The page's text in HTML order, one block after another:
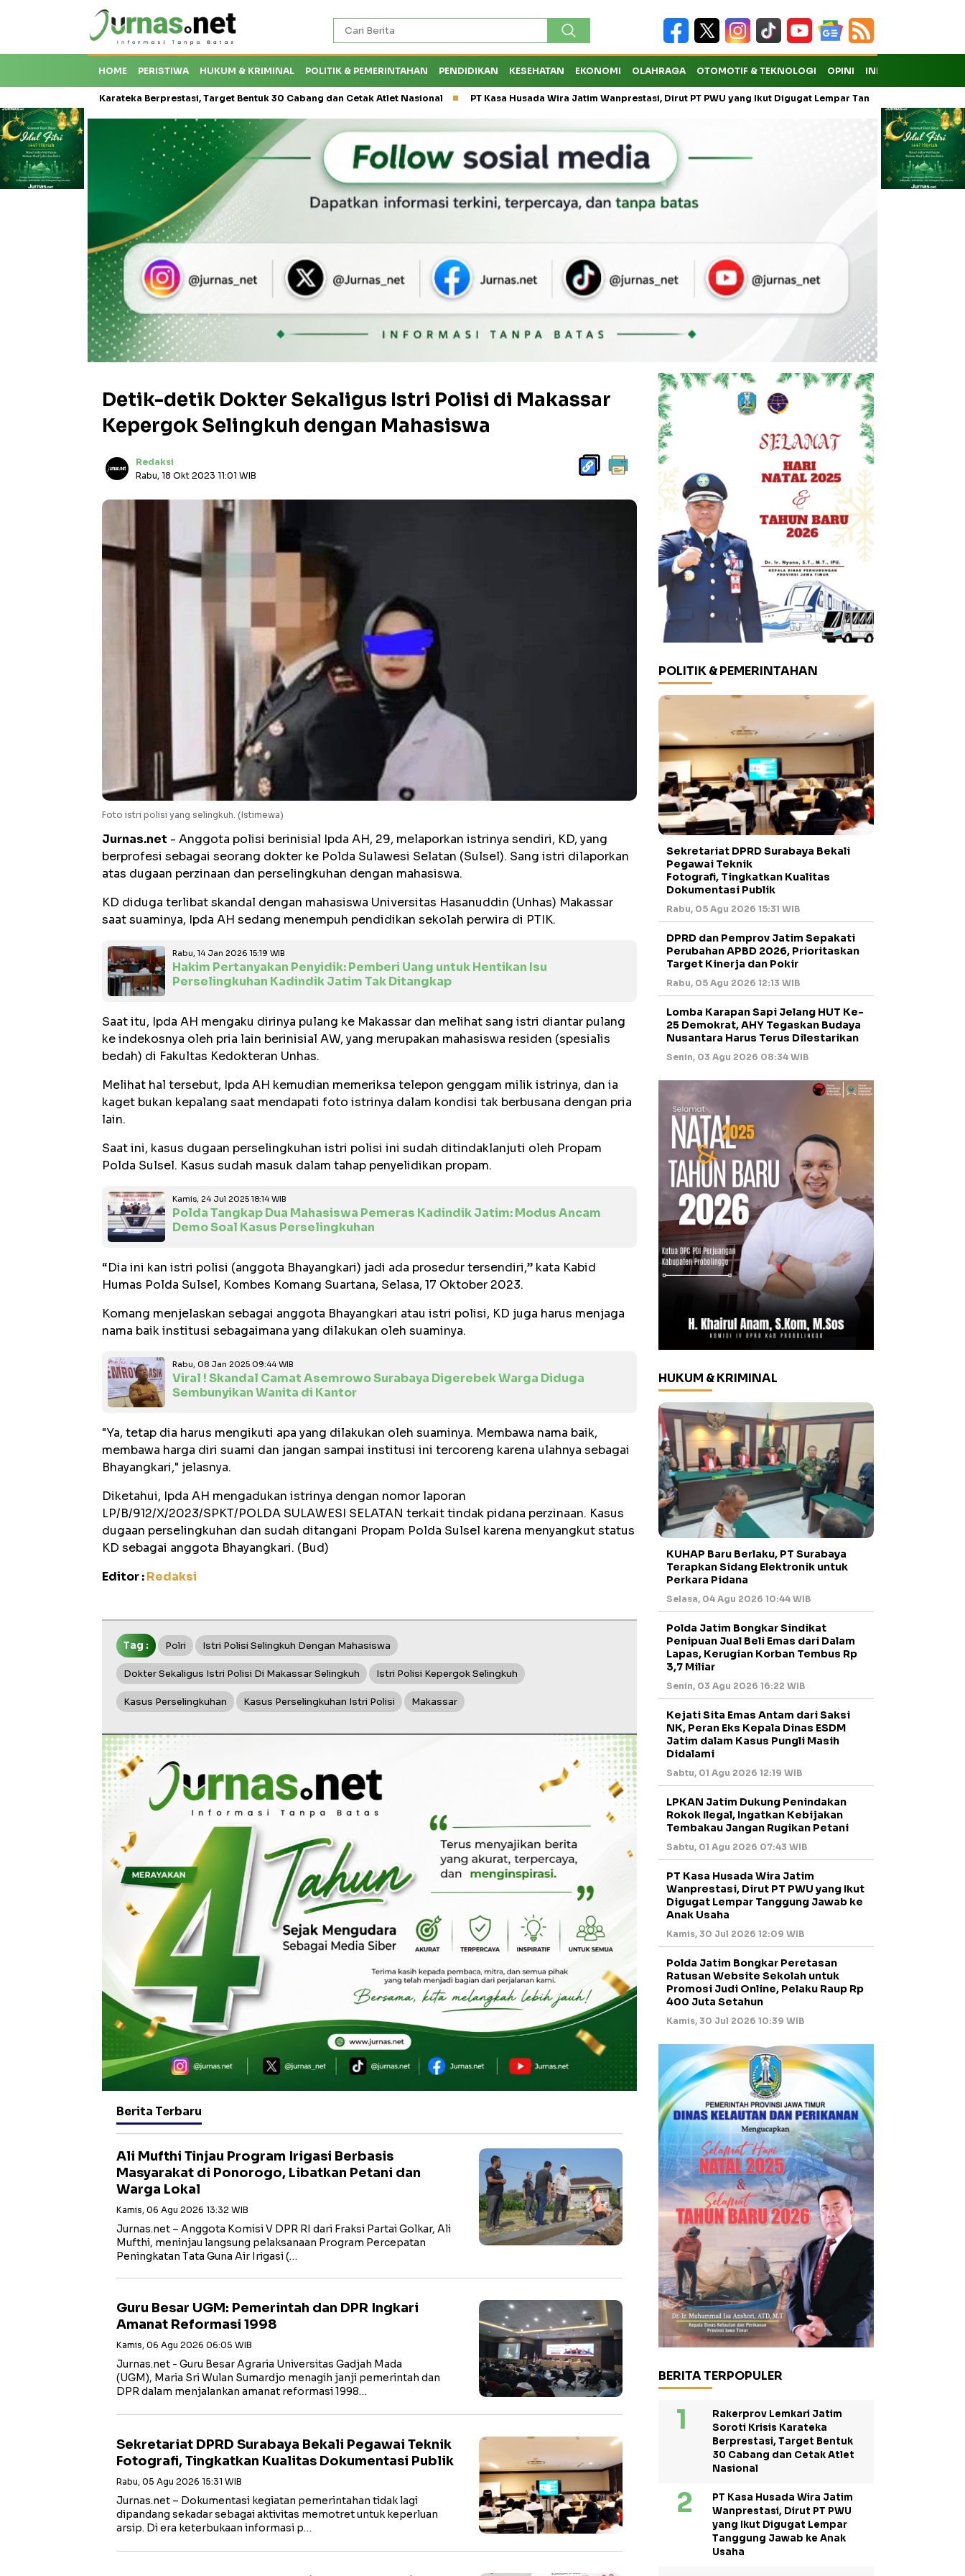
HOME PERISTIWA HUKUM & KRIMINAL POLITIK & PEMERINTAHAN PENDIDIKAN KESEHATAN EKONOMI OLAHRAGA OTOMOTIF & TEKNOLOGI OPINI INDEKS
Karateka Berprestasi, Target Bentuk 30 Cabang dan Cetak Atlet Nasional PT Kasa Husada Wira Jatim Wanprestasi, Dirut PT PWU yang Ikut Digugat Lempar Tanggung Jawab ke Anak Usaha
Detik-detik Dokter Sekaligus Istri Polisi di Makassar
Kepergok Selingkuh dengan Mahasiswa
Redaksi
Rabu, 18 Okt 2023 11:01 WIB
Foto istri polisi yang selingkuh. (Istimewa)
Jurnas.net - Anggota polisi berinisial Ipda AH, 29, melaporkan istrinya sendiri, KD, yang
berprofesi sebagai seorang dokter ke Polda Sulawesi Selatan (Sulsel). Sang istri dilaporkan
atas dugaan perzinaan dan perselingkuhan dengan mahasiswa.
KD diduga terlibat skandal dengan mahasiswa Universitas Hasanuddin (Unhas) Makassar
saat suaminya, Ipda AH sedang menempuh pendidikan sekolah perwira di PTIK.
Rabu, 14 Jan 2026 15:19 WIB
Hakim Pertanyakan Penyidik: Pemberi Uang untuk Hentikan Isu
Perselingkuhan Kadindik Jatim Tak Ditangkap
Saat itu, Ipda AH mengaku dirinya pulang ke Makassar dan melihat sang istri diantar pulang
ke indekosnya oleh pria lain berinisial AW, yang merupakan mahasiswa residen (spesialis
bedah) di Fakultas Kedokteran Unhas.
Melihat hal tersebut, Ipda AH kemudian memeriksa telepon genggam milik istrinya, dan ia
kaget bukan kepalang saat mendapati foto istrinya dalam kondisi tak berbusana dengan pria
lain.
Saat ini, kasus dugaan perselingkuhan istri polisi ini sudah ditindaklanjuti oleh Propam
Polda Sulsel. Kasus sudah masuk dalam tahap penyelidikan propam.
Kamis, 24 Jul 2025 18:14 WIB
Polda Tangkap Dua Mahasiswa Pemeras Kadindik Jatim: Modus Ancam
Demo Soal Kasus Perselingkuhan
“Dia ini kan istri polisi (anggota Bhayangkari) jadi ada prosedur tersendiri,” kata Kabid
Humas Polda Sulsel, Kombes Komang Suartana, Selasa, 17 Oktober 2023.
Komang menjelaskan sebagai anggota Bhayangkari atau istri polisi, KD juga harus menjaga
nama baik institusi sebagaimana yang dilakukan oleh suaminya.
Rabu, 08 Jan 2025 09:44 WIB
Viral ! Skandal Camat Asemrowo Surabaya Digerebek Warga Diduga
Sembunyikan Wanita di Kantor
"Ya, tetap dia harus mengikuti apa yang dilakukan oleh suaminya. Membawa nama baik,
membawa harga diri suami dan jangan sampai institusi ini tercoreng karena ulahnya sebagai
Bhayangkari," jelasnya.
Diketahui, Ipda AH mengadukan istrinya dengan nomor laporan
LP/B/912/X/2023/SPKT/POLDA SULAWESI SELATAN terkait tindak pidana perzinaan. Kasus
dugaan perselingkuhan dan sudah ditangani Propam Polda Sulsel karena menyangkut status
KD sebagai anggota Bhayangkari. (Bud)
Editor :Redaksi
Tag : Polri Istri Polisi Selingkuh Dengan Mahasiswa
Dokter Sekaligus Istri Polisi Di Makassar Selingkuh Istri Polisi Kepergok Selingkuh
Kasus Perselingkuhan Kasus Perselingkuhan Istri Polisi Makassar
Berita Terbaru
Ali Mufthi Tinjau Program Irigasi Berbasis
Masyarakat di Ponorogo, Libatkan Petani dan
Warga Lokal
Kamis, 06 Agu 2026 13:32 WIB
Jurnas.net – Anggota Komisi V DPR RI dari Fraksi Partai Golkar, Ali
Mufthi, meninjau langsung pelaksanaan Program Percepatan
Peningkatan Tata Guna Air Irigasi (…
Guru Besar UGM: Pemerintah dan DPR Ingkari
Amanat Reformasi 1998
Kamis, 06 Agu 2026 06:05 WIB
Jurnas.net - Guru Besar Agraria Universitas Gadjah Mada
(UGM), Maria Sri Wulan Sumardjo menagih janji pemerintah dan
DPR dalam menjalankan amanat reformasi 1998…
Sekretariat DPRD Surabaya Bekali Pegawai Teknik
Fotografi, Tingkatkan Kualitas Dokumentasi Publik
Rabu, 05 Agu 2026 15:31 WIB
Jurnas.net – Dokumentasi kegiatan pemerintahan tidak lagi
dipandang sekadar sebagai aktivitas memotret untuk keperluan
arsip. Di era keterbukaan informasi p…
POLITIK & PEMERINTAHAN
Sekretariat DPRD Surabaya Bekali
Pegawai Teknik
Fotografi, Tingkatkan Kualitas
Dokumentasi Publik
Rabu, 05 Agu 2026 15:31 WIB
DPRD dan Pemprov Jatim Sepakati
Perubahan APBD 2026, Prioritaskan
Target Kinerja dan Pokir
Rabu, 05 Agu 2026 12:13 WIB
Lomba Karapan Sapi Jelang HUT Ke-
25 Demokrat, AHY Tegaskan Budaya
Nusantara Harus Terus Dilestarikan
Senin, 03 Agu 2026 08:34 WIB
HUKUM & KRIMINAL
KUHAP Baru Berlaku, PT Surabaya
Terapkan Sidang Elektronik untuk
Perkara Pidana
Selasa, 04 Agu 2026 10:44 WIB
Polda Jatim Bongkar Sindikat
Penipuan Jual Beli Emas dari Dalam
Lapas, Kerugian Korban Tembus Rp
3,7 Miliar
Senin, 03 Agu 2026 16:22 WIB
Kejati Sita Emas Antam dari Saksi
NK, Peran Eks Kepala Dinas ESDM
Jatim dalam Kasus Pungli Masih
Didalami
Sabtu, 01 Agu 2026 12:19 WIB
LPKAN Jatim Dukung Penindakan
Rokok Ilegal, Ingatkan Kebijakan
Tembakau Jangan Rugikan Petani
Sabtu, 01 Agu 2026 07:43 WIB
PT Kasa Husada Wira Jatim
Wanprestasi, Dirut PT PWU yang Ikut
Digugat Lempar Tanggung Jawab ke
Anak Usaha
Kamis, 30 Jul 2026 12:09 WIB
Polda Jatim Bongkar Peretasan
Ratusan Website Sekolah untuk
Promosi Judi Online, Pelaku Raup Rp
400 Juta Setahun
Kamis, 30 Jul 2026 10:39 WIB
BERITA TERPOPULER
Rakerprov Lemkari Jatim
Soroti Krisis Karateka
Berprestasi, Target Bentuk
30 Cabang dan Cetak Atlet
Nasional
PT Kasa Husada Wira Jatim
Wanprestasi, Dirut PT PWU
yang Ikut Digugat Lempar
Tanggung Jawab ke Anak
Usaha